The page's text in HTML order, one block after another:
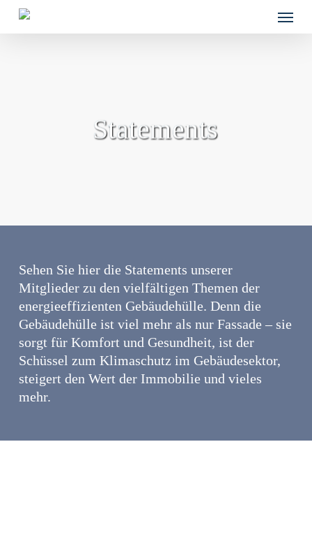
content
Menu
Statements
Sehen Sie hier die Statements unserer
Mitglieder zu den vielfältigen Themen der
energieeffizienten Gebäudehülle. Denn die
Gebäudehülle ist viel mehr als nur Fassade – sie
sorgt für Komfort und Gesundheit, ist der
Schüssel zum Klimaschutz im Gebäudesektor,
steigert den Wert der Immobilie und vieles
mehr.